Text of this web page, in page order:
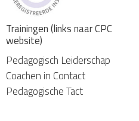
Trainingen (links naar CPC
website)
Pedagogisch Leiderschap
Coachen in Contact
Pedagogische Tact